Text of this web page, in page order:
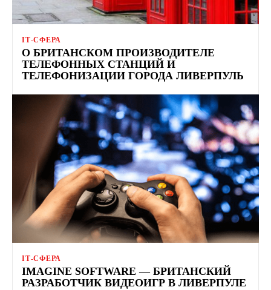
ІТ-СФЕРА
О БРИТАНСКОМ ПРОИЗВОДИТЕЛЕ
ТЕЛЕФОННЫХ СТАНЦИЙ И
ТЕЛЕФОНИЗАЦИИ ГОРОДА ЛИВЕРПУЛЬ
ІТ-СФЕРА
IMAGINE SOFTWARE — БРИТАНСКИЙ
РАЗРАБОТЧИК ВИДЕОИГР В ЛИВЕРПУЛЕ